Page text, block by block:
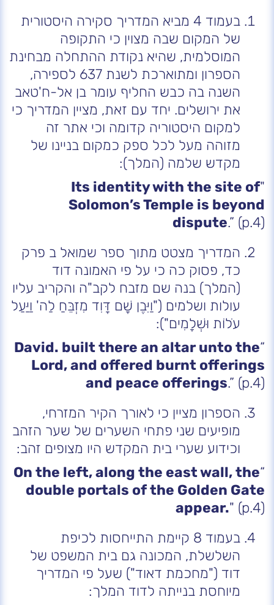
בעמוד 4 מביא המדריך סקירה היסטורית
של המקום שבה מצוין כי התקופה
המוסלמית, שהיא נקודת ההתחלה מבחינת
הספרון ומתוארכת לשנת 637 לספירה,
השנה בה כבש החליף עומר בן אל-ח'טאב
את ירושלים. יחד עם זאת, מציין המדריך כי
למקום היסטוריה קדומה וכי אתר זה
מזוהה מעל לכל ספק כמקום בניינו של
מקדש שלמה (המלך):
"
Its identity with the site of
Solomon’s Temple is beyond
dispute.” (p.4)
המדריך מצטט מתוך ספר שמואל ב פרק
כד, פסוק כה כי על פי האמונה דוד
(המלך) בנה שם מזבח לקב"ה והקריב עליו
עולות ושלמים ("וַיִּבֶן שָׁם דָּוִד מִזְבֵּחַ לַה' וַיַּעַל
עֹלוֹת וּשְׁלָמִים"):
“
David. built there an altar unto the
Lord, and offered burnt offerings
and peace offerings.” (p.4)
הספרון מציין כי לאורך הקיר המזרחי,
מופיעים שני פתחי השערים של שער הזהב
וכידוע שערי בית המקדש היו מצופים זהב:
“
On the left, along the east wall, the
double portals of the Golden Gate
appear." (p.4)
בעמוד 8 קיימת התייחסות לכיפת
השלשלת, המכונה גם בית המשפט של
דוד ("מחכמת דאוד") שעל פי המדריך
מיוחסת בנייתה לדוד המלך: